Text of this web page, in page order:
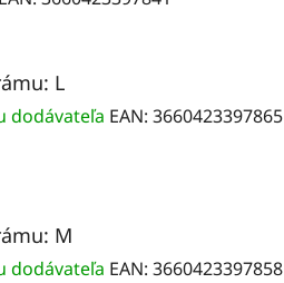
L
dodávateľa EAN: 3660423397865
M
dodávateľa EAN: 3660423397858